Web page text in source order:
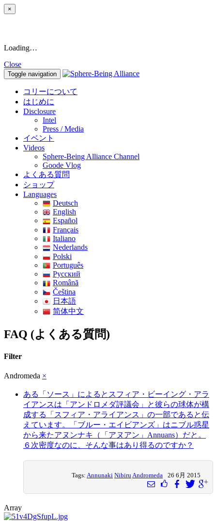
×
Loading…
Close
Toggle navigation
コリーについて
はじめに
Disclosure
Intel
Press / Media
イベント
Videos
Sphere-Being Alliance Channel
Goode Vlog
よくある質問
ショップ
Languages
Deutsch
English
Español
Français
Italiano
Nederlands
Polski
Português
Pусский
Română
Čeština
日本語
简体中文
FAQ (よくある質問)
Filter
Andromeda ×
ある「ソース」によるとスフィア・ビーイング・アラ
イアンスは「アンドロメダ評議会」と彼らの球体が構
成する「スフィア・アライアンス」の一部であると伝
えています。「ブルー・エイビアンズ」はニブル惑星
から来たアヌンナキ（「アヌアン」Annuans）だと。
６次密度なのに、そんな事はあり得るのですか？
Tags: Annunaki NibiruAndromeda 26 6月 2015
Array